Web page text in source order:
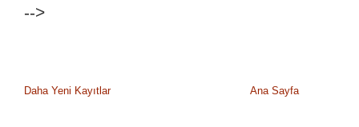
-->
Daha Yeni Kayıtlar Ana Sayfa